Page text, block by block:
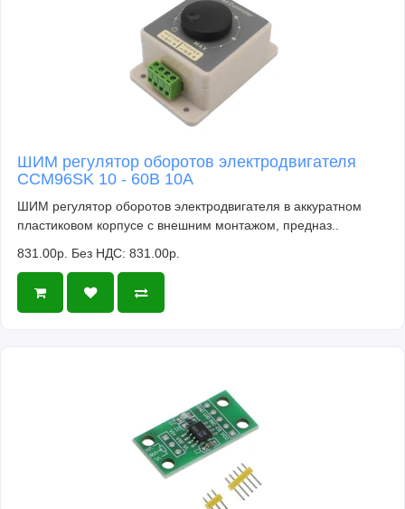
ШИМ регулятор оборотов электродвигателя
CCM96SK 10 - 60В 10А
ШИМ регулятор оборотов электродвигателя в аккуратном
пластиковом корпусе с внешним монтажом, предназ..
831.00р. Без НДС: 831.00р.